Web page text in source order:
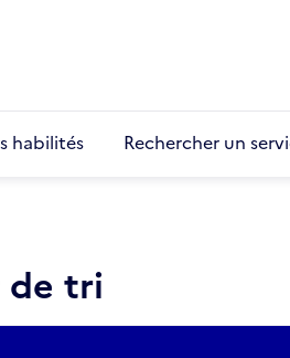
habilités Rechercher un
de tri